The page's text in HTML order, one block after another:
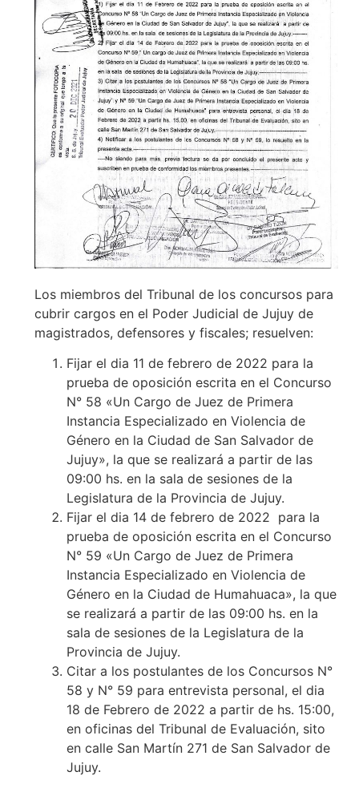
Los miembros del Tribunal de los concursos para
cubrir cargos en el Poder Judicial de Jujuy de
magistrados, defensores y fiscales; resuelven:
Fijar el dia 11 de febrero de 2022 para la
prueba de oposición escrita en el Concurso
N° 58 «Un Cargo de Juez de Primera
Instancia Especializado en Violencia de
Género en la Ciudad de San Salvador de
Jujuy», la que se realizará a partir de las
09:00 hs. en la sala de sesiones de la
Legislatura de la Provincia de Jujuy.
Fijar el dia 14 de febrero de 2022 para la
prueba de oposición escrita en el Concurso
N° 59 «Un Cargo de Juez de Primera
Instancia Especializado en Violencia de
Género en la Ciudad de Humahuaca», la que
se realizará a partir de las 09:00 hs. en la
sala de sesiones de la Legislatura de la
Provincia de Jujuy.
Citar a los postulantes de los Concursos N°
58 y N° 59 para entrevista personal, el dia
18 de Febrero de 2022 a partir de hs. 15:00,
en oficinas del Tribunal de Evaluación, sito
en calle San Martín 271 de San Salvador de
Jujuy.